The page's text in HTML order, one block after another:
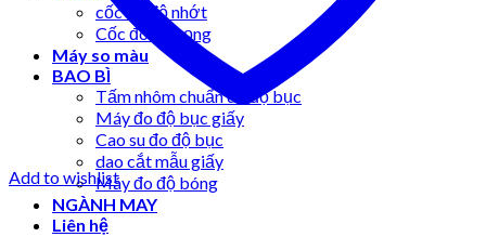
cốc đo độ nhớt
Cốc đo tỷ trọng
Máy so màu
BAO BÌ
Tấm nhôm chuẩn đo độ bục
Máy đo độ bục giấy
Cao su đo độ bục
dao cắt mẫu giấy
Máy đo độ bóng
NGÀNH MAY
Liên hệ
Add to wishlist